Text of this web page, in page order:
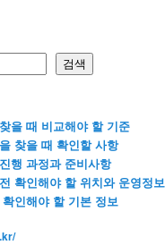
검색
을 때 비교해야 할 기준
찾을 때 확인할 사항
행 과정과 준비사항
확인해야 할 위치와 운영정보
인해야 할 기본 정보